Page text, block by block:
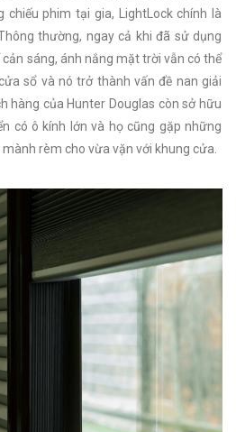
chiếu phim tại gia, LightLock chính là
thường, ngay cả khi đã sử dụng
sáng, ánh nắng mặt trời vẫn có thể
sổ và nó trở thành vấn đề nan giải
hàng của Hunter Douglas còn sở hữu
có ô kính lớn và họ cũng gặp những
rèm cho vừa vặn với khung cửa.